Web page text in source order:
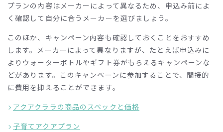
プランの内容はメーカーによって異なるため、申込み前によ
く確認して自分に合うメーカーを選びましょう。
このほか、キャンペーン内容も確認しておくことをおすすめ
します。メーカーによって異なりますが、たとえば申込みに
よりウォーターボトルやギフト券がもらえるキャンペーンな
どがあります。このキャンペーンに参加することで、間接的
に費用を抑えることができます。
アクアクララの商品のスペックと価格
子育てアクアプラン